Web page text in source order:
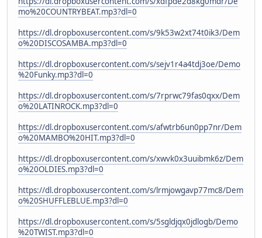
mo%20COUNTRYBEAT.mp3?dl=0
https://dl.dropboxusercontent.com/s/9k53w2xt74t0ik3/Dem
o%20DISCOSAMBA.mp3?dl=0
https://dl.dropboxusercontent.com/s/sejv1r4a4tdj3oe/Demo
%20Funky.mp3?dl=0
https://dl.dropboxusercontent.com/s/7rprwc79fas0qxx/Dem
o%20LATINROCK.mp3?dl=0
https://dl.dropboxusercontent.com/s/afwtrb6un0pp7nr/Dem
o%20MAMBO%20HIT.mp3?dl=0
https://dl.dropboxusercontent.com/s/xwvk0x3uuibmk6z/Dem
o%20OLDIES.mp3?dl=0
https://dl.dropboxusercontent.com/s/lrmjowgavp77mc8/Dem
o%20SHUFFLEBLUE.mp3?dl=0
https://dl.dropboxusercontent.com/s/5sgldjqx0jdlogb/Demo
%20TWIST.mp3?dl=0